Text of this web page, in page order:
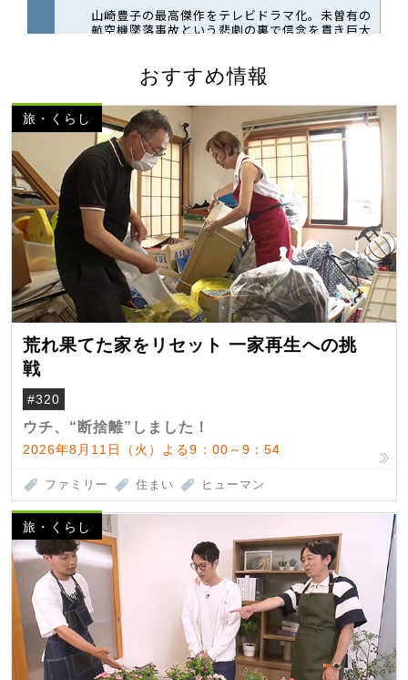
おすすめ情報
旅・くらし
荒れ果てた家をリセット 一家再生への挑
戦
#320
ウチ、“断捨離”しました！
2026年8月11日（火）よる9：00～9：54
ファミリー 住まい ヒューマン
旅・くらし